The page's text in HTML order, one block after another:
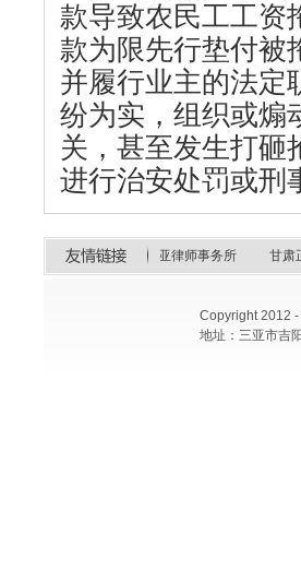
款导致农民工工资
款为限先行垫付被
并履行业主的法定
纷为实，组织或煽
关，甚至发生打砸
进行治安处罚或刑
海南建亚律师事务所 甘肃正天
Copyright 2012 -
地址：三亚市